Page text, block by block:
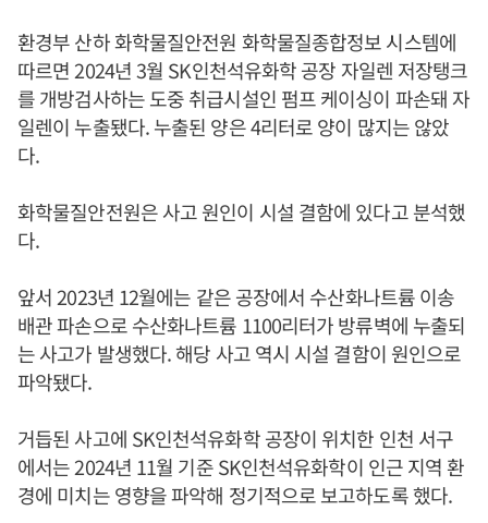
환경부 산하 화학물질안전원 화학물질종합정보 시스템에
따르면 2024년 3월 SK인천석유화학 공장 자일렌 저장탱크
를 개방검사하는 도중 취급시설인 펌프 케이싱이 파손돼 자
일렌이 누출됐다. 누출된 양은 4리터로 양이 많지는 않았
다.
화학물질안전원은 사고 원인이 시설 결함에 있다고 분석했
다.
앞서 2023년 12월에는 같은 공장에서 수산화나트륨 이송
배관 파손으로 수산화나트륨 1100리터가 방류벽에 누출되
는 사고가 발생했다. 해당 사고 역시 시설 결함이 원인으로
파악됐다.
거듭된 사고에 SK인천석유화학 공장이 위치한 인천 서구
에서는 2024년 11월 기준 SK인천석유화학이 인근 지역 환
경에 미치는 영향을 파악해 정기적으로 보고하도록 했다.